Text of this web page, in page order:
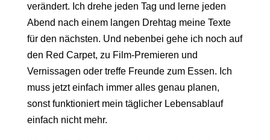
verändert. Ich drehe jeden Tag und lerne jeden
Abend nach einem langen Drehtag meine Texte
für den nächsten. Und nebenbei gehe ich noch auf
den Red Carpet, zu Film-Premieren und
Vernissagen oder treffe Freunde zum Essen. Ich
muss jetzt einfach immer alles genau planen,
sonst funktioniert mein täglicher Lebensablauf
einfach nicht mehr.